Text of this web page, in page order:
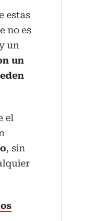
estas
no es
un
un
el
, sin